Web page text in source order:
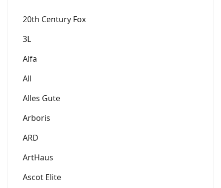
20th Century Fox
3L
Alfa
All
Alles Gute
Arboris
ARD
ArtHaus
Ascot Elite